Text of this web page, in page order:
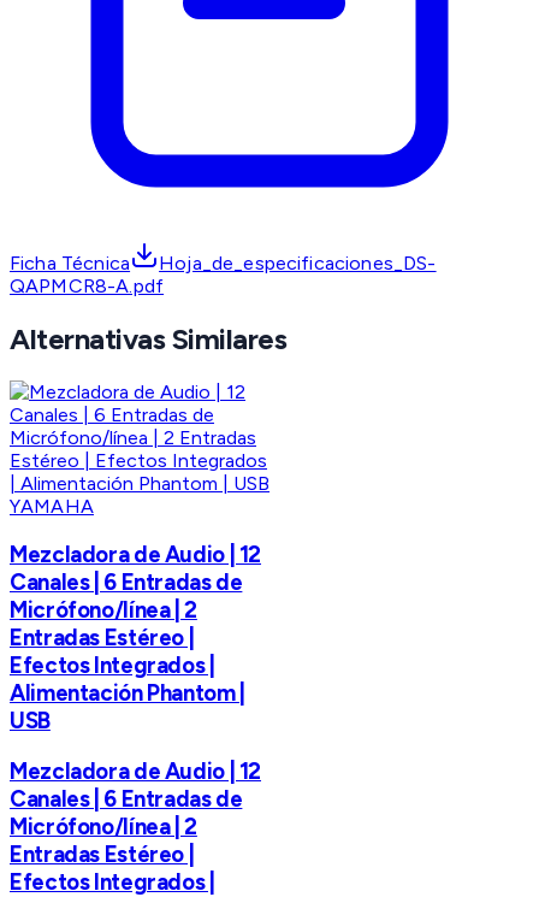
Ficha Técnica
Hoja_de_especificaciones_DS-
QAPMCR8-A.pdf
Alternativas Similares
YAMAHA
Mezcladora de Audio | 12
Canales | 6 Entradas de
Micrófono/línea | 2
Entradas Estéreo |
Efectos Integrados |
Alimentación Phantom |
USB
Mezcladora de Audio | 12
Canales | 6 Entradas de
Micrófono/línea | 2
Entradas Estéreo |
Efectos Integrados |